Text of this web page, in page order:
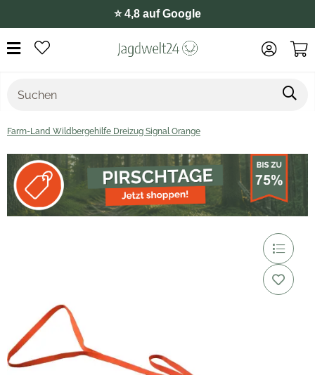
⭐️ 4,8 auf Google
Farm-Land Wildbergehilfe Dreizug Signal Orange